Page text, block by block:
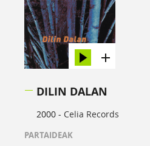
DILIN DALAN
2000 - Celia Records
PARTAIDEAK